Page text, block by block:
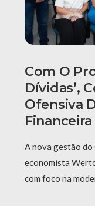
Com O
Dívidas’,
Ofensiva
Financeira
A nova gestão
economista
com foco na